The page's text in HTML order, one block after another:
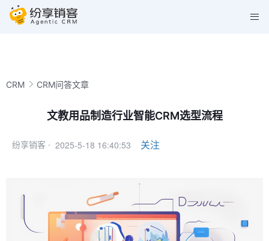
CRM CRM问答文章
文教用品制造行业智能CRM选型流程
纷享销客 · 2025-5-18 16:40:53 关注